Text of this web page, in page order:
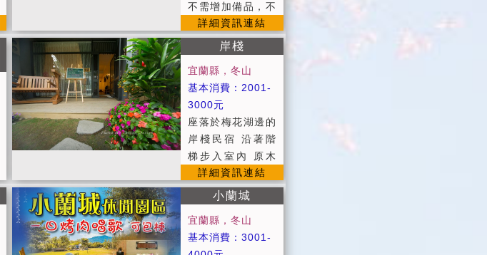
注意事項： (1)入
住時間：當日下午
16:00以後 ((入
理入宿登記))
（請勿提早前往，
房務清理時段，恕
難提早入住，不便
之處，敬請見諒）
退房時間：翌日上
午11:00以前 (2)
為維護住宿品質，
請依房型人數入
住，如需加人或加
床者，請事先告
不需增加備品，不
收費 ※ 電話預約
訂房，另有驚喜房
價，"超便宜" (包
棟價格除外) ※ 農
曆春節期間只接受
包棟 ※ 平日：週
日~週五 ※ 假
日：週六及連續假
日、國定假日 ※
定價：農曆春節期
間(包棟) ※ 短中
扣 ■10人包棟(使
用2間四人房+1間
詳細資訊連結
岸棧
宜蘭縣，冬山
基本消費：2001-
3000元
座落於梅花湖邊的
岸棧民宿 沿著階
梯步入室內 原木
妝點出一室清幽
細微處盡是親切平
和 木質元素打造
而成的溫馨小窩
讓渡假就像回家一
詳細資訊連結
小蘭城
宜蘭縣，冬山
基本消費：3001-